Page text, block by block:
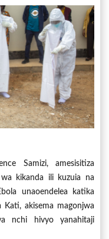
Samizi, amesisitiza
kikanda ili kuzuia na
unaoendelea katika
akisema magonjwa
nchi hivyo yanahitaji